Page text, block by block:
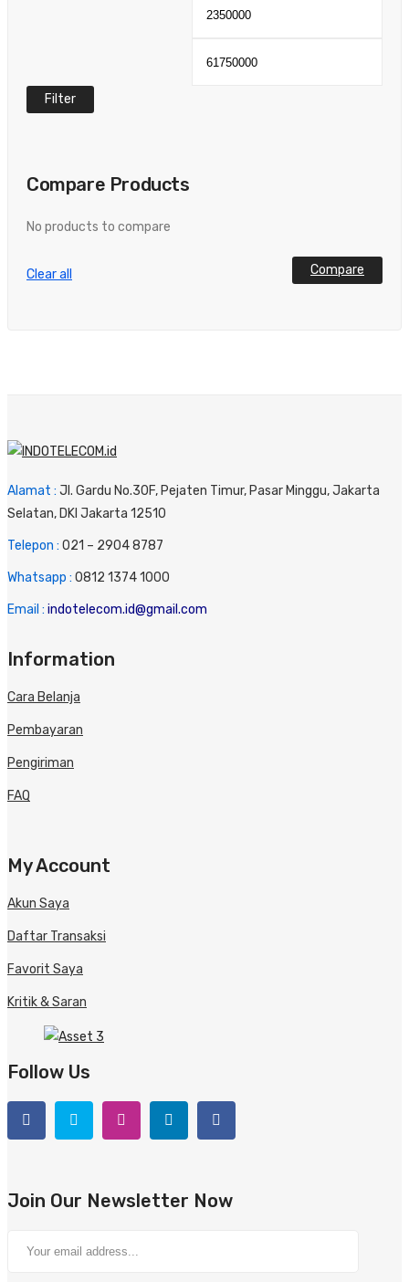
Filter
Compare Products
No products to compare
Clear all Compare
Alamat : Jl. Gardu No.30F, Pejaten Timur, Pasar Minggu, Jakarta
Selatan, DKI Jakarta 12510
Telepon : 021 – 2904 8787
Whatsapp : 0812 1374 1000
Email : indotelecom.id@gmail.com
Information
Cara Belanja
Pembayaran
Pengiriman
FAQ
My Account
Akun Saya
Daftar Transaksi
Favorit Saya
Kritik & Saran
Follow Us
Join Our Newsletter Now